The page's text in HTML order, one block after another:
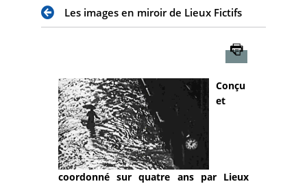
Les images en miroir de Lieux Fictifs
Conçu
et
coordonné sur quatre ans par Lieux